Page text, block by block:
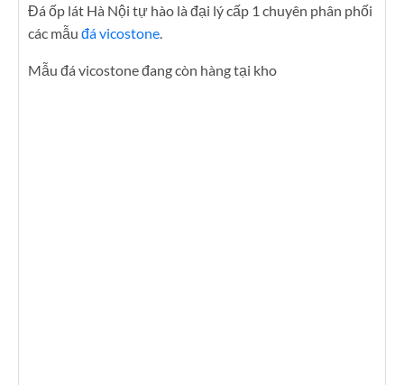
Đá ốp lát Hà Nội tự hào là đại lý cấp 1 chuyên phân phối
các mẫu đá vicostone.
Mẫu đá vicostone đang còn hàng tại kho